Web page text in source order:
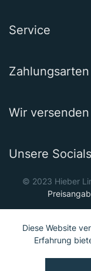
Service
Zahlungsarten
Wir
Unsere Socials
© 2023 Hieber
Diese Website
Erfahrung